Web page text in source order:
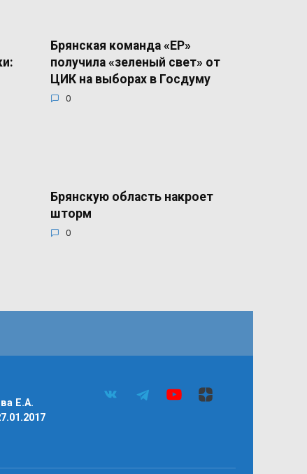
Брянская команда «ЕР»
получила «зеленый свет» от
ЦИК на выборах в Госдуму
0
Брянскую область накроет
шторм
0
Е.А.